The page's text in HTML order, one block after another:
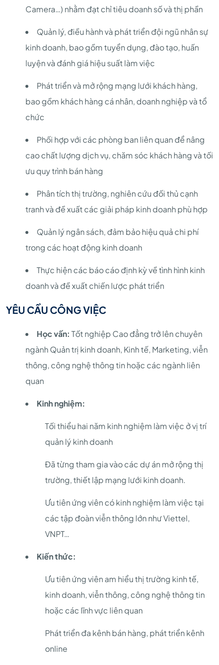
Camera…) nhằm đạt chỉ tiêu doanh số và thị phần
Quản lý, điều hành và phát triển đội ngũ nhân sự
kinh doanh, bao gồm tuyển dụng, đào tạo, huấn
luyện và đánh giá hiệu suất làm việc
Phát triển và mở rộng mạng lưới khách hàng,
bao gồm khách hàng cá nhân, doanh nghiệp và tổ
chức
Phối hợp với các phòng ban liên quan để nâng
cao chất lượng dịch vụ, chăm sóc khách hàng và tối
ưu quy trình bán hàng
Phân tích thị trường, nghiên cứu đối thủ cạnh
tranh và đề xuất các giải pháp kinh doanh phù hợp
Quản lý ngân sách, đảm bảo hiệu quả chi phí
trong các hoạt động kinh doanh
Thực hiện các báo cáo định kỳ về tình hình kinh
doanh và đề xuất chiến lược phát triển
YÊU CẦU CÔNG VIỆC
Học vấn: Tốt nghiệp Cao đẳng trở lên chuyên
ngành Quản trị kinh doanh, Kinh tế, Marketing, viễn
thông, công nghệ thông tin hoặc các ngành liên
quan
Kinh nghiệm:
Tối thiểu hai năm kinh nghiệm làm việc ở vị trí
quản lý kinh doanh
Đã từng tham gia vào các dự án mở rộng thị
trường, thiết lập mạng lưới kinh doanh.
Ưu tiên ứng viên có kinh nghiệm làm việc tại
các tập đoàn viễn thông lớn như Viettel,
VNPT…
Kiến thức:
Ưu tiên ứng viên am hiểu thị trường kinh tế,
kinh doanh, viễn thông, công nghệ thông tin
hoặc các lĩnh vực liên quan
Phát triển đa kênh bán hàng, phát triển kênh
online